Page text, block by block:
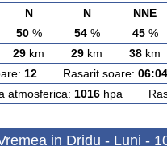
N N NNE
50% 54% 45%
29 km 29 km 38 km
12 Rasarit soare: 06:04
1016 hpa
in Dridu - Luni -